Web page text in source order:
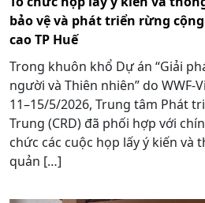
bảo vệ và phát triển rừng
cao TP Huế
Trong khuôn khổ Dự án “Giải
người và Thiên nhiên” do
11–15/5/2026, Trung tâm Phát
Trung (CRD) đã phối hợp với
chức các cuộc họp lấy ý kiến và
quản […]